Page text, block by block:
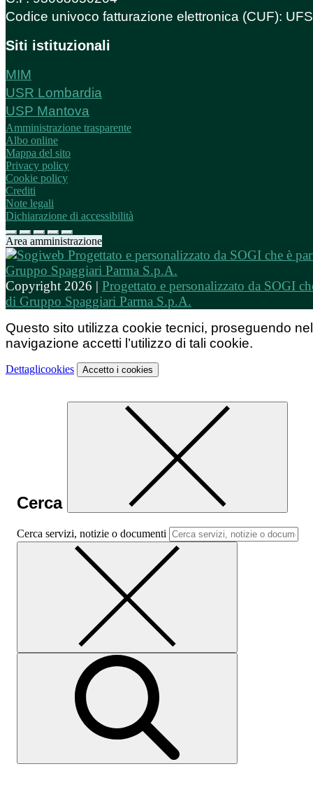
Codice univoco fatturazione elettronica (CUF):
Siti istituzionali
MIM
USR Lombardia
USP Mantova
Amministrazione trasparente
Albo online
Mappa del sito
Privacy policy
Cookie policy
Crediti
Note legali
Dichiarazione di accessibilità
Area amministrazione
Copyright 2026 | Progettato e personalizzato da SOGI
di Gruppo Spaggiari Parma S.p.A.
Questo sito utilizza cookie tecnici, proseguendo
navigazione accetti l’utilizzo di tali cookie.
Dettaglicookies Accetto i cookies
Cerca
Cerca servizi, notizie o documenti